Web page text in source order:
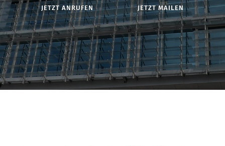
JETZT ANRUFEN JETZT MAILEN